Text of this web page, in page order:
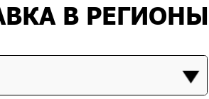
КРУПСКИЙ
уникальный камень, обладающий
и рядом полезных свойств. Он широко
и отделке, и спрос на него постоянно
В РЕГИОНЫ